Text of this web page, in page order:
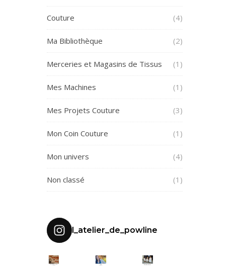
Couture (4)
Ma Bibliothèque (2)
Merceries et Magasins de Tissus (1)
Mes Machines (1)
Mes Projets Couture (3)
Mon Coin Couture (1)
Mon univers (4)
Non classé (1)
l_atelier_de_powline
MES DÉBUTS EN C HELLO DEMOISELLES D’HONNEUR